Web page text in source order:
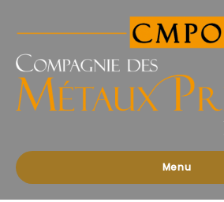
des
Précieux
l'Ouest
Menu